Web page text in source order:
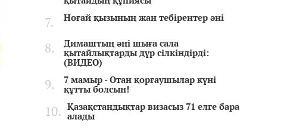
Ноғай қызының жан тебірентер әні
Димаштың әні шыға сала
қытайлықтарды дүр сілкіндірді:
(ВИДЕО)
7 мамыр - Отан қорғаушылар күні
құтты болсын!
Қазақстандықтар визасыз 71 елге бара
алады